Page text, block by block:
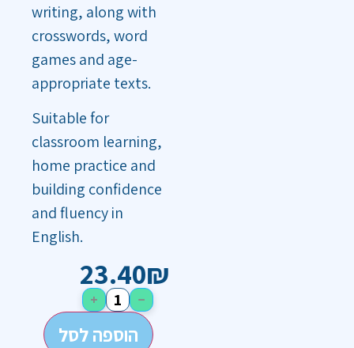
writing, along with
crosswords, word
games and age-
appropriate texts.
Suitable for
classroom learning,
home practice and
building confidence
and fluency in
English.
23.40₪
−
+
הוספה לסל